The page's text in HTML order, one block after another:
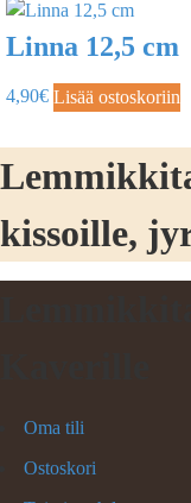
Linna 12,5 cm
4,90€ Lisää ostoskoriin
kissoille,
Oma tili
Ostoskori